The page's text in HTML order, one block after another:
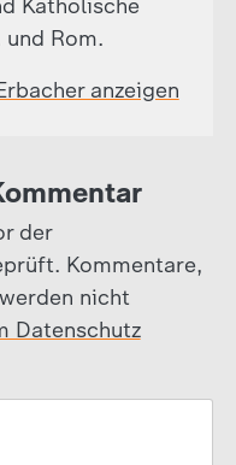
Katholische
Rom.
anzeigen
der
Kommentare,
nicht
Datenschutz